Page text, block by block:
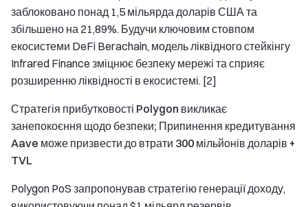
заблоковано понад 1,5 мільярда доларів США та
збільшено на 21,89%. Будучи ключовим стовпом
екосистеми DeFi Berachain, модель ліквідного стейкінгу
Infrared Finance зміцнює безпеку мережі та сприяє
розширенню ліквідності в екосистемі. [2]
Стратегія прибутковості Polygon викликає
занепокоєння щодо безпеки; Припинення кредитування
Aave може призвести до втрати 300 мільйонів доларів +
TVL
Polygon PoS запропонував стратегію генерації доходу,